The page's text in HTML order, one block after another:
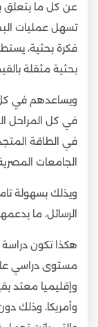
عن كل ما يتعلق
تسهل عمليات
فكرة بحثية،
بحثية مثقلة
ويساعدهم في كل
في كل المراحل
في الطاقة
الجامعات
ويذلك بسهولة
الرسائل، ما
هكذا تكون
مستوى دراسي
وإقليميا معتد
وأمريكا، وذلك